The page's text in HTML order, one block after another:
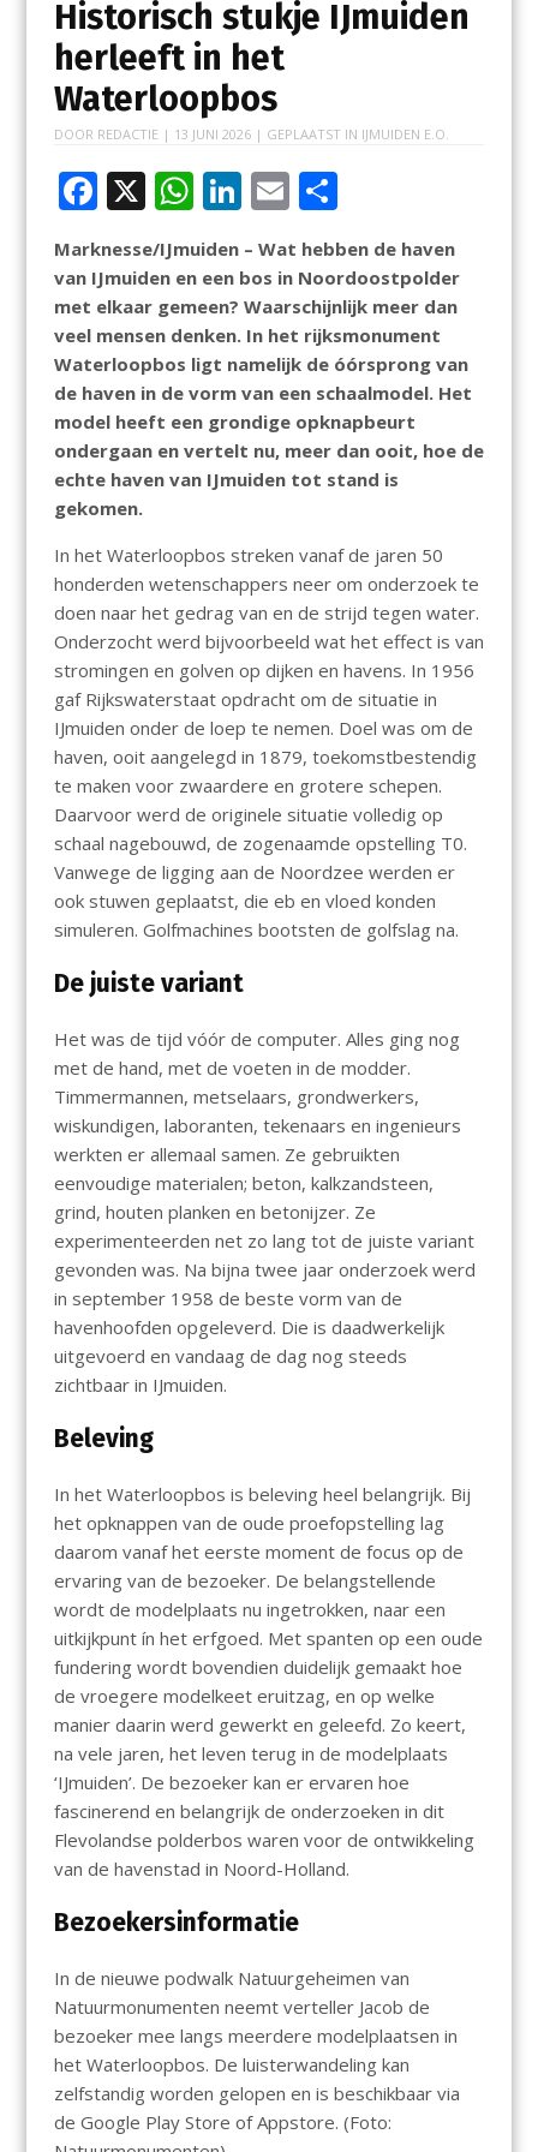
Historisch stukje IJmuiden
herleeft in het
Waterloopbos
DOOR REDACTIE | 13 JUNI 2026| GEPLAATST IN IJMUIDEN E.O.
F
e
b
o
o
k
X W
h
at
s
A
p
p
Li
k
e
dI
n
E
m
ai
l
D
el
e
n
Marknesse/IJmuiden – Wat hebben de haven
van IJmuiden en een bos in Noordoostpolder
met elkaar gemeen? Waarschijnlijk meer dan
veel mensen denken. In het rijksmonument
Waterloopbos ligt namelijk de óórsprong van
de haven in de vorm van een schaalmodel. Het
model heeft een grondige opknapbeurt
ondergaan en vertelt nu, meer dan ooit, hoe de
echte haven van IJmuiden tot stand is
gekomen.
In het Waterloopbos streken vanaf de jaren 50
honderden wetenschappers neer om onderzoek te
doen naar het gedrag van en de strijd tegen water.
Onderzocht werd bijvoorbeeld wat het effect is van
stromingen en golven op dijken en havens. In 1956
gaf Rijkswaterstaat opdracht om de situatie in
IJmuiden onder de loep te nemen. Doel was om de
haven, ooit aangelegd in 1879, toekomstbestendig
te maken voor zwaardere en grotere schepen.
Daarvoor werd de originele situatie volledig op
schaal nagebouwd, de zogenaamde opstelling T0.
Vanwege de ligging aan de Noordzee werden er
ook stuwen geplaatst, die eb en vloed konden
simuleren. Golfmachines bootsten de golfslag na.
De juiste variant
Het was de tijd vóór de computer. Alles ging nog
met de hand, met de voeten in de modder.
Timmermannen, metselaars, grondwerkers,
wiskundigen, laboranten, tekenaars en ingenieurs
werkten er allemaal samen. Ze gebruikten
eenvoudige materialen; beton, kalkzandsteen,
grind, houten planken en betonijzer. Ze
experimenteerden net zo lang tot de juiste variant
gevonden was. Na bijna twee jaar onderzoek werd
in september 1958 de beste vorm van de
havenhoofden opgeleverd. Die is daadwerkelijk
uitgevoerd en vandaag de dag nog steeds
zichtbaar in IJmuiden.
Beleving
In het Waterloopbos is beleving heel belangrijk. Bij
het opknappen van de oude proefopstelling lag
daarom vanaf het eerste moment de focus op de
ervaring van de bezoeker. De belangstellende
wordt de modelplaats nu ingetrokken, naar een
uitkijkpunt ín het erfgoed. Met spanten op een oude
fundering wordt bovendien duidelijk gemaakt hoe
de vroegere modelkeet eruitzag, en op welke
manier daarin werd gewerkt en geleefd. Zo keert,
na vele jaren, het leven terug in de modelplaats
‘IJmuiden’. De bezoeker kan er ervaren hoe
fascinerend en belangrijk de onderzoeken in dit
Flevolandse polderbos waren voor de ontwikkeling
van de havenstad in Noord-Holland.
Bezoekersinformatie
In de nieuwe podwalk Natuurgeheimen van
Natuurmonumenten neemt verteller Jacob de
bezoeker mee langs meerdere modelplaatsen in
het Waterloopbos. De luisterwandeling kan
zelfstandig worden gelopen en is beschikbaar via
de Google Play Store of Appstore. (Foto: